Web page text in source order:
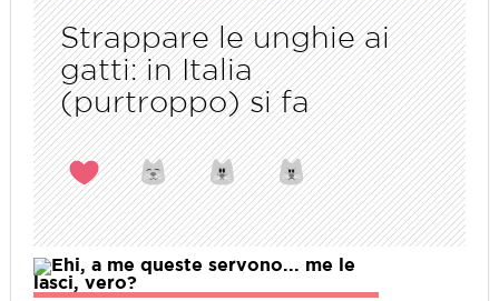
Strappare le unghie ai
gatti: in Italia
(purtroppo) si fa